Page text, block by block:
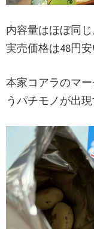
内容量はほぼ同じ
実売価格は48円
本家コアラのマ
うパチモノが出